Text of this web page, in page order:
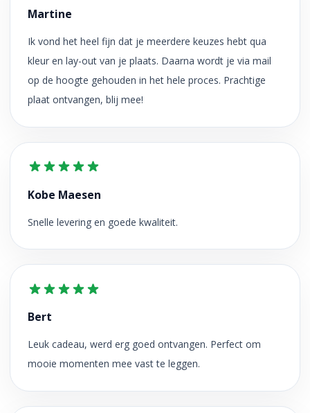
Martine
Ik vond het heel fijn dat je meerdere keuzes hebt qua
kleur en lay-out van je plaats. Daarna wordt je via mail
op de hoogte gehouden in het hele proces. Prachtige
plaat ontvangen, blij mee!
Kobe Maesen
Snelle levering en goede kwaliteit.
Bert
Leuk cadeau, werd erg goed ontvangen. Perfect om
mooie momenten mee vast te leggen.